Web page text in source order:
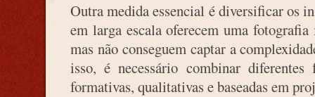
Outra medida essencial é diversificar os
em larga escala oferecem uma
mas não conseguem captar a
isso, é necessário combinar diferentes
formativas, qualitativas e baseadas em